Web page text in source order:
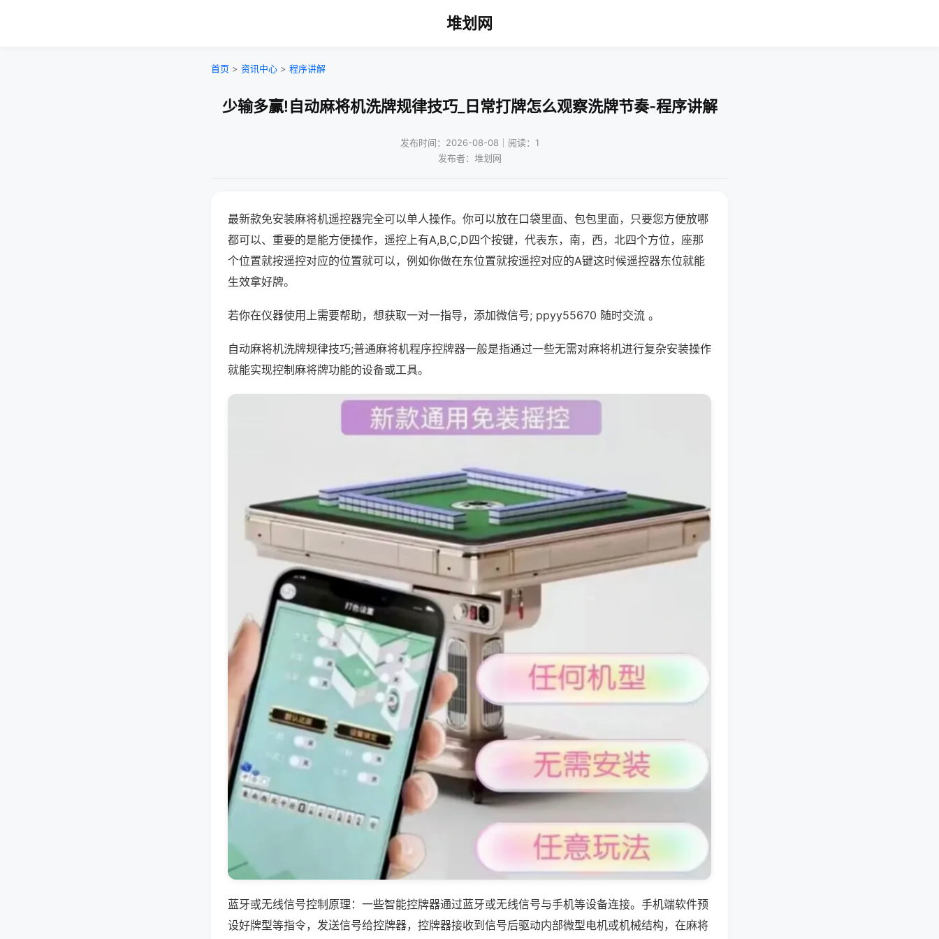
堆划网
首页 > 资讯中心 > 程序讲解
少输多赢!自动麻将机洗牌规律技巧_日常打牌怎么观察洗牌节奏-程序讲解
发布时间：2026-08-08｜阅读：1
发布者：堆划网
最新款免安装麻将机遥控器完全可以单人操作。你可以放在口袋里面、包包里面，只要您方便放哪
都可以、重要的是能方便操作，遥控上有A,B,C,D四个按键，代表东，南，西，北四个方位，座那
个位置就按遥控对应的位置就可以，例如你做在东位置就按遥控对应的A键这时候遥控器东位就能
生效拿好牌。
若你在仪器使用上需要帮助，想获取一对一指导，添加微信号; ppyy55670 随时交流 。
自动麻将机洗牌规律技巧;普通麻将机程序控牌器一般是指通过一些无需对麻将机进行复杂安装操作
就能实现控制麻将牌功能的设备或工具。
蓝牙或无线信号控制原理：一些智能控牌器通过蓝牙或无线信号与手机等设备连接。手机端软件预
设好牌型等指令，发送信号给控牌器，控牌器接收到信号后驱动内部微型电机或机械结构，在麻将